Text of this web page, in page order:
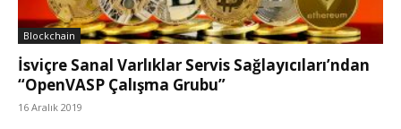
Blockchain
İsviçre Sanal Varlıklar Servis Sağlayıcıları’ndan
“OpenVASP Çalışma Grubu”
16 Aralık 2019